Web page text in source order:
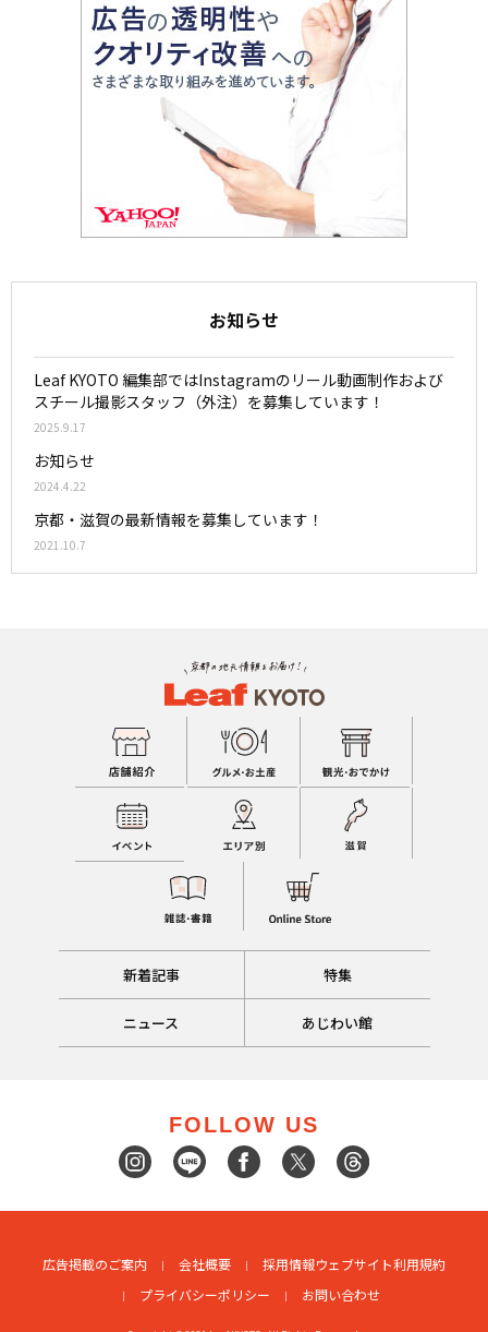
お知らせ
Leaf KYOTO 編集部ではInstagramのリール動画制作および
スチール撮影スタッフ（外注）を募集しています！
2025.9.17
お知らせ
2024.4.22
京都・滋賀の最新情報を募集しています！
2021.10.7
新着記事 特集
ニュース あじわい館
FOLLOW US
広告掲載のご案内 会社概要 採用情報ウェブサイト利用規約
プライバシーポリシー
お問い合わせ